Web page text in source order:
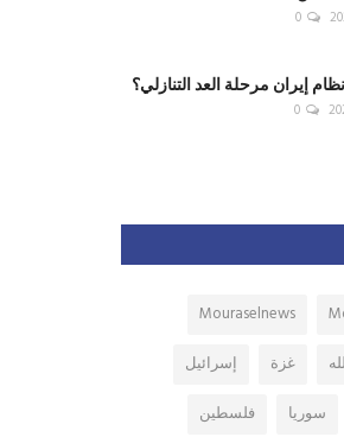
0
إيران مرحلة العد التنازلي؟
0
Mouraselnews
غزة
إسرائيل
سوريا
فلسطين